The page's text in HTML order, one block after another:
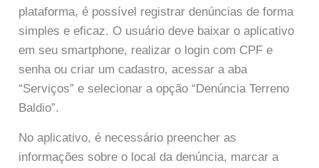
plataforma, é possível registrar denúncias de forma
simples e eficaz. O usuário deve baixar o aplicativo
em seu smartphone, realizar o login com CPF e
senha ou criar um cadastro, acessar a aba
“Serviços” e selecionar a opção “Denúncia Terreno
Baldio”.
No aplicativo, é necessário preencher as
informações sobre o local da denúncia, marcar a